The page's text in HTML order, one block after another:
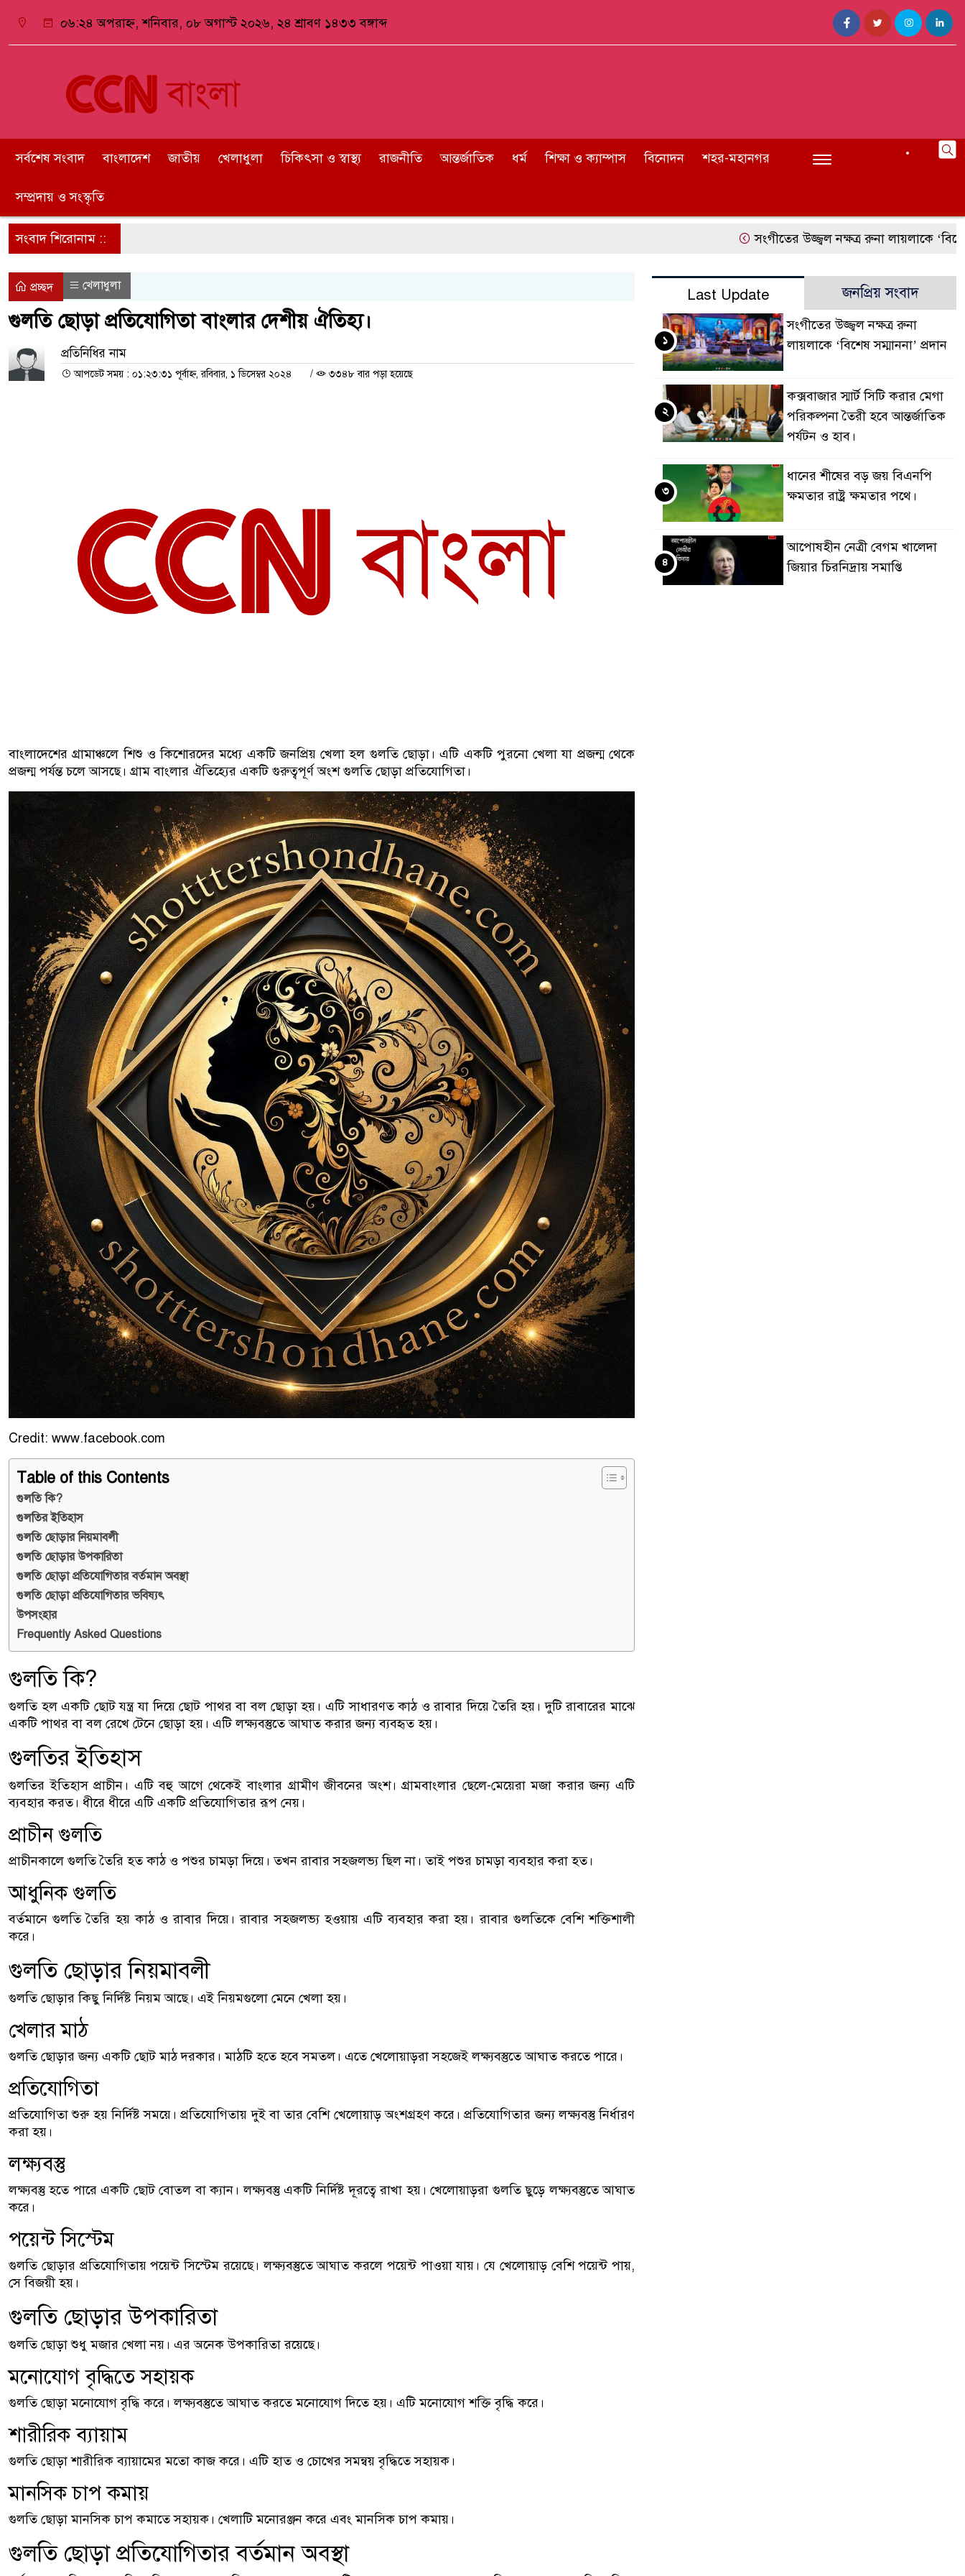
০৬:২৪ অপরাহ্ন, শনিবার, ০৮ অগাস্ট ২০২৬, ২৪ শ্রাবণ ১৪৩৩ বঙ্গাব্দ
সর্বশেষ সংবাদ বাংলাদেশ জাতীয় খেলাধুলা চিকিৎসা ও স্বাস্থ্য রাজনীতি আন্তর্জাতিক ধর্ম শিক্ষা ও ক্যাম্পাস বিনোদন শহর-মহানগর
সম্প্রদায় ও সংস্কৃতি
সংবাদ শিরোনাম :: সংগীতের উজ্জ্বল নক্ষত্র রুনা লায়লাকে ‘বিশেষ
প্রচ্ছদ খেলাধুলা
গুলতি ছোড়া প্রতিযোগিতা বাংলার দেশীয় ঐতিহ্য।
প্রতিনিধির নাম
আপডেট সময় : ০১:২৩:৩১ পূর্বাহ্ন, রবিবার, ১ ডিসেম্বর ২০২৪ / ৩৩৪৮ বার পড়া হয়েছে
বাংলাদেশের গ্রামাঞ্চলে শিশু ও কিশোরদের মধ্যে একটি জনপ্রিয় খেলা হল গুলতি ছোড়া। এটি একটি পুরনো খেলা যা প্রজন্ম থেকে
প্রজন্ম পর্যন্ত চলে আসছে। গ্রাম বাংলার ঐতিহ্যের একটি গুরুত্বপূর্ণ অংশ গুলতি ছোড়া প্রতিযোগিতা।
Credit: www.facebook.com
Table of this Contents
গুলতি কি?
গুলতির ইতিহাস
গুলতি ছোড়ার নিয়মাবলী
গুলতি ছোড়ার উপকারিতা
গুলতি ছোড়া প্রতিযোগিতার বর্তমান অবস্থা
গুলতি ছোড়া প্রতিযোগিতার ভবিষ্যৎ
উপসংহার
Frequently Asked Questions
গুলতি কি?
গুলতি হল একটি ছোট যন্ত্র যা দিয়ে ছোট পাথর বা বল ছোড়া হয়। এটি সাধারণত কাঠ ও রাবার দিয়ে তৈরি হয়। দুটি রাবারের মাঝে
একটি পাথর বা বল রেখে টেনে ছোড়া হয়। এটি লক্ষ্যবস্তুতে আঘাত করার জন্য ব্যবহৃত হয়।
গুলতির ইতিহাস
গুলতির ইতিহাস প্রাচীন। এটি বহু আগে থেকেই বাংলার গ্রামীণ জীবনের অংশ। গ্রামবাংলার ছেলে-মেয়েরা মজা করার জন্য এটি
ব্যবহার করত। ধীরে ধীরে এটি একটি প্রতিযোগিতার রূপ নেয়।
প্রাচীন গুলতি
প্রাচীনকালে গুলতি তৈরি হত কাঠ ও পশুর চামড়া দিয়ে। তখন রাবার সহজলভ্য ছিল না। তাই পশুর চামড়া ব্যবহার করা হত।
আধুনিক গুলতি
বর্তমানে গুলতি তৈরি হয় কাঠ ও রাবার দিয়ে। রাবার সহজলভ্য হওয়ায় এটি ব্যবহার করা হয়। রাবার গুলতিকে বেশি শক্তিশালী
করে।
গুলতি ছোড়ার নিয়মাবলী
গুলতি ছোড়ার কিছু নির্দিষ্ট নিয়ম আছে। এই নিয়মগুলো মেনে খেলা হয়।
খেলার মাঠ
গুলতি ছোড়ার জন্য একটি ছোট মাঠ দরকার। মাঠটি হতে হবে সমতল। এতে খেলোয়াড়রা সহজেই লক্ষ্যবস্তুতে আঘাত করতে পারে।
প্রতিযোগিতা
প্রতিযোগিতা শুরু হয় নির্দিষ্ট সময়ে। প্রতিযোগিতায় দুই বা তার বেশি খেলোয়াড় অংশগ্রহণ করে। প্রতিযোগিতার জন্য লক্ষ্যবস্তু নির্ধারণ
করা হয়।
লক্ষ্যবস্তু
লক্ষ্যবস্তু হতে পারে একটি ছোট বোতল বা ক্যান। লক্ষ্যবস্তু একটি নির্দিষ্ট দূরত্বে রাখা হয়। খেলোয়াড়রা গুলতি ছুড়ে লক্ষ্যবস্তুতে আঘাত
করে।
পয়েন্ট সিস্টেম
গুলতি ছোড়ার প্রতিযোগিতায় পয়েন্ট সিস্টেম রয়েছে। লক্ষ্যবস্তুতে আঘাত করলে পয়েন্ট পাওয়া যায়। যে খেলোয়াড় বেশি পয়েন্ট পায়,
সে বিজয়ী হয়।
গুলতি ছোড়ার উপকারিতা
গুলতি ছোড়া শুধু মজার খেলা নয়। এর অনেক উপকারিতা রয়েছে।
মনোযোগ বৃদ্ধিতে সহায়ক
গুলতি ছোড়া মনোযোগ বৃদ্ধি করে। লক্ষ্যবস্তুতে আঘাত করতে মনোযোগ দিতে হয়। এটি মনোযোগ শক্তি বৃদ্ধি করে।
শারীরিক ব্যায়াম
গুলতি ছোড়া শারীরিক ব্যায়ামের মতো কাজ করে। এটি হাত ও চোখের সমন্বয় বৃদ্ধিতে সহায়ক।
মানসিক চাপ কমায়
গুলতি ছোড়া মানসিক চাপ কমাতে সহায়ক। খেলাটি মনোরঞ্জন করে এবং মানসিক চাপ কমায়।
গুলতি ছোড়া প্রতিযোগিতার বর্তমান অবস্থা
Last Update জনপ্রিয় সংবাদ
সংগীতের উজ্জ্বল নক্ষত্র রুনা
লায়লাকে ‘বিশেষ সম্মাননা’ প্রদান
১
কক্সবাজার স্মার্ট সিটি করার মেগা
পরিকল্পনা তৈরী হবে আন্তর্জাতিক
পর্যটন ও হাব।
২
ধানের শীষের বড় জয় বিএনপি
ক্ষমতার রাষ্ট্র ক্ষমতার পথে।
৩
আপোষহীন নেত্রী বেগম খালেদা
জিয়ার চিরনিদ্রায় সমাপ্তি
৪